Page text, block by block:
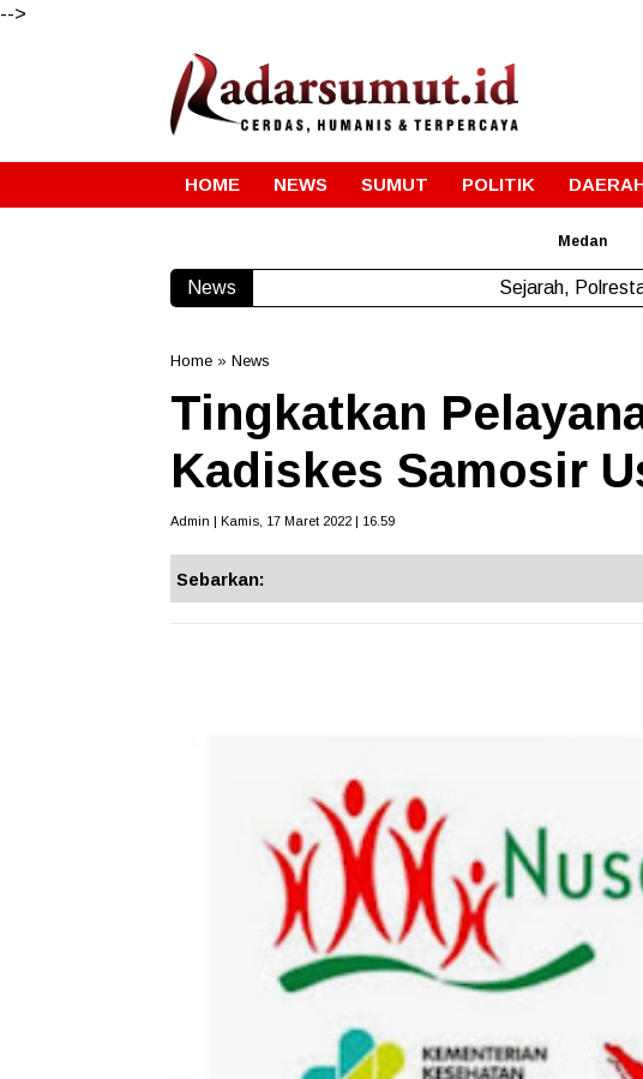
-->
HOME NEWS SUMUT POLITIK
Medan
News Sejarah,
Home » News
Tingkatkan
Kadiskes Samosir
Admin | Kamis, 17 Maret 2022 | 16.59
Sebarkan: